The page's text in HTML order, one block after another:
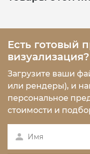
Есть готовый
визуализация?
Загрузите ваши
или рендеры), и
персональное
стоимости и